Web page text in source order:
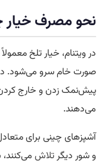
نحو مصرف خیار
در ویتنام، خیار تلخ
صورت خام سرو می‌شود. در
پیش‌نمک زدن و خارج
می‌دهند.
آشپزهای چینی برای
و شور دیگرتلاش